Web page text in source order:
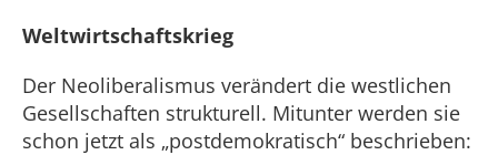
Weltwirtschaftskrieg
Der Neoliberalismus verändert die westlichen
Gesellschaften strukturell. Mitunter werden sie
schon jetzt als „postdemokratisch“ beschrieben: